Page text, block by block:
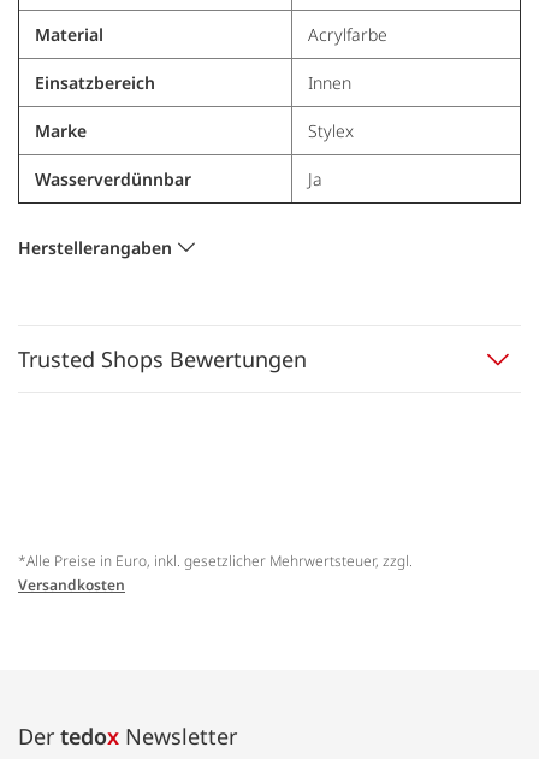
Material Acrylfarbe
Einsatzbereich Innen
Marke Stylex
Wasserverdünnbar Ja
Herstellerangaben
Trusted Shops Bewertungen
*Alle Preise in Euro, inkl. gesetzlicher Mehrwertsteuer, zzgl.
Versandkosten
Der tedox Newsletter